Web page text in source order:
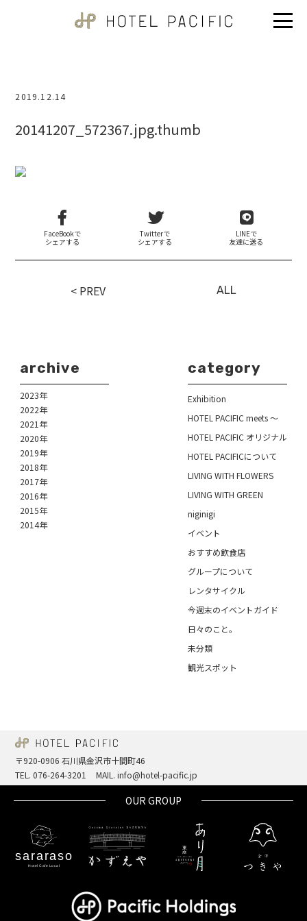
2019.12.14
20141207_572367.jpg.thumb
FaceBookで
シェアする
Twitterで
シェアする
LINEで
友達に送る
< PREV ALL
archive
2023年
2022年
2021年
2020年
2019年
2018年
2017年
2016年
2015年
2014年
category
Exhibition
HOTEL PACIFIC meets ～
HOTEL PACIFIC オリジナル
HOTEL PACIFICについて
LIVING WITH FLOWERS
LIVING WITH GREEN
niginigi
イベント
おすすめ飲食店
グループについて
レンタサイクル
今週末のイベントガイド
日々のこと。
未分類
観光スポット
〒920-0906 石川県金沢市十間町46
TEL. 076-264-3201
MAIL. info@hotel-pacific.jp
OUR GROUP